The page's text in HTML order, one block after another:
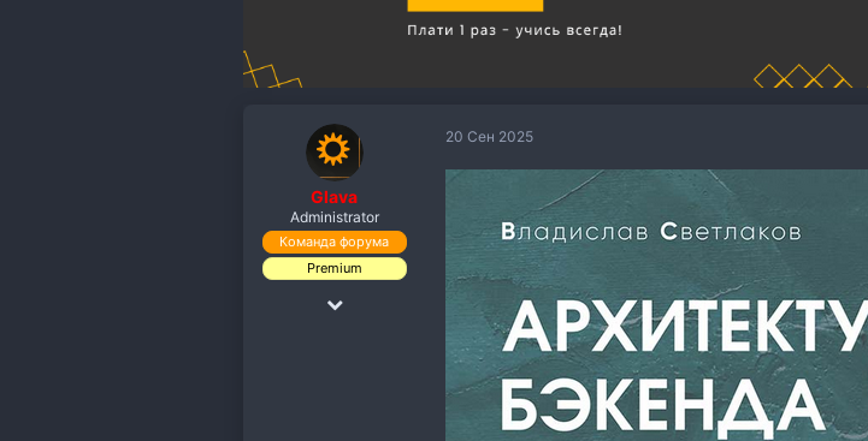
Glava
Administrator
Команда форума
Premium
18 Дек 2018
20 Сен 2025